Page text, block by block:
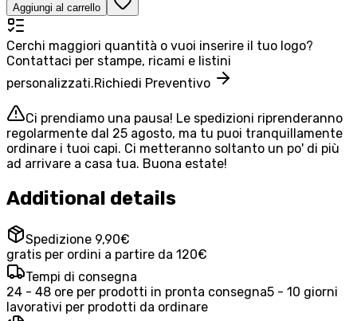
Aggiungi al carrello
Cerchi maggiori quantità o vuoi inserire il tuo logo?
Contattaci per stampe, ricami e listini
personalizzati.Richiedi Preventivo
Ci prendiamo una pausa! Le spedizioni riprenderanno
regolarmente dal 25 agosto, ma tu puoi tranquillamente
ordinare i tuoi capi. Ci metteranno soltanto un po' di più
ad arrivare a casa tua. Buona estate!
Additional details
Spedizione 9,90€
gratis per ordini a partire da 120€
Tempi di consegna
24 - 48 ore per prodotti in pronta consegna5 - 10 giorni
lavorativi per prodotti da ordinare